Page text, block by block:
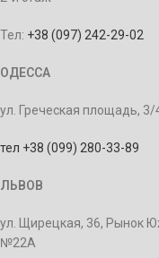
Тел: +38 (097) 242-29-02
ОДЕССА
ул. Греческая площадь,
тел +38 (099) 280-33-89
ЛЬВОВ
ул. Щирецкая, 36, Рынок
№22А